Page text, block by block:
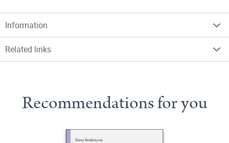
Information
Related links
Recommendations for you